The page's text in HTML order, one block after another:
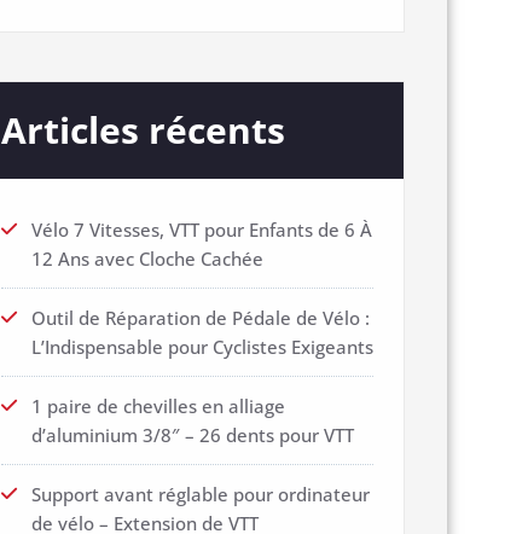
Articles récents
Vélo 7 Vitesses, VTT pour Enfants de 6 À
12 Ans avec Cloche Cachée
Outil de Réparation de Pédale de Vélo :
L’Indispensable pour Cyclistes Exigeants
1 paire de chevilles en alliage
d’aluminium 3/8″ – 26 dents pour VTT
Support avant réglable pour ordinateur
de vélo – Extension de VTT